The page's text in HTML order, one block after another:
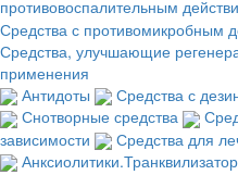
противовоспалительным
Средства с противомикробным
Средства, улучшающие
применения
Антидоты
Средства с
Снотворные средства
зависимости
Средства для